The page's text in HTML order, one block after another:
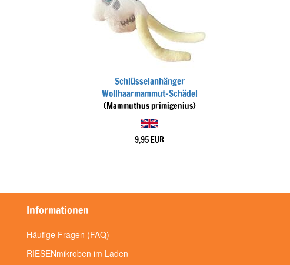
Schlüsselanhänger
Wollhaarmammut-Schädel
(Mammuthus primigenius)
9,95 EUR
Informationen
Häufige Fragen (FAQ)
RIESENmikroben im Laden